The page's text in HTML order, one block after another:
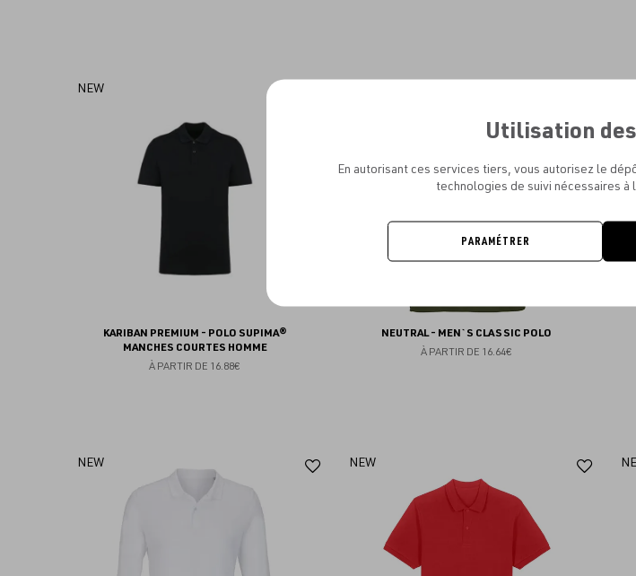
NEW
KARIBAN PREMIUM - POLO SUPIMA®
MANCHES COURTES HOMME
À PARTIR DE 16.88€
NEUTRAL - MEN`S CLASSIC POLO
À PARTIR DE 16.64€
aux
NEW
Ajouter
NEW
Utilisation
En autorisant ces services tiers, vous autorisez le
technologies de suivi nécessaires à
PARAMÉTRER